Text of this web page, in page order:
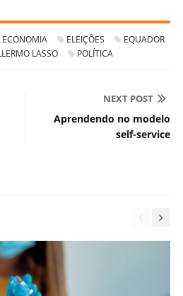
ECONOMIA ELEIÇÕES
EQUADOR
LASSO POLÍTICA
NEXT POST
Aprendendo no modelo
self-service